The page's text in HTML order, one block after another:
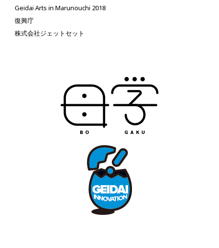
Geidai Arts in Marunouchi 2018
復興庁
株式会社ジェットセット